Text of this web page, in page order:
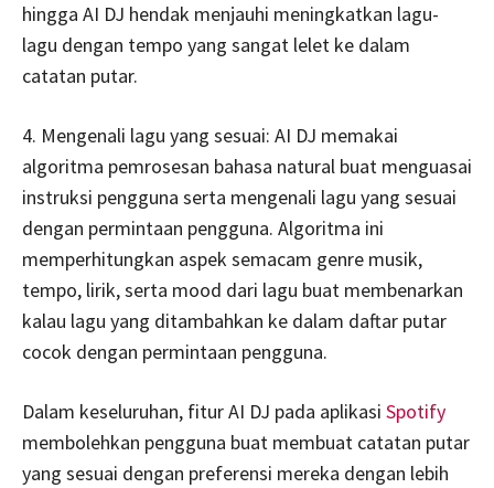
hingga AI DJ hendak menjauhi meningkatkan lagu-
lagu dengan tempo yang sangat lelet ke dalam
catatan putar.
4. Mengenali lagu yang sesuai: AI DJ memakai
algoritma pemrosesan bahasa natural buat menguasai
instruksi pengguna serta mengenali lagu yang sesuai
dengan permintaan pengguna. Algoritma ini
memperhitungkan aspek semacam genre musik,
tempo, lirik, serta mood dari lagu buat membenarkan
kalau lagu yang ditambahkan ke dalam daftar putar
cocok dengan permintaan pengguna.
Dalam keseluruhan, fitur AI DJ pada aplikasi Spotify
membolehkan pengguna buat membuat catatan putar
yang sesuai dengan preferensi mereka dengan lebih